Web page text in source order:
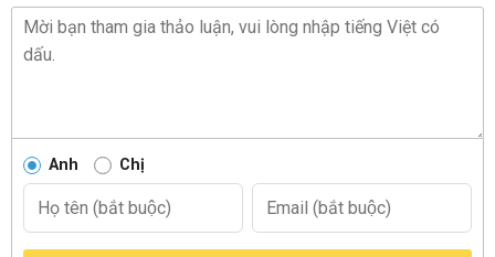
Anh Chị